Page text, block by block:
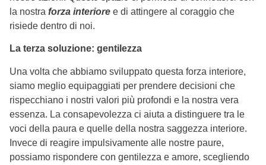
la nostra forza interiore e di attingere al coraggio che
risiede dentro di noi.
La terza soluzione: gentilezza
Una volta che abbiamo sviluppato questa forza interiore,
siamo meglio equipaggiati per prendere decisioni che
rispecchiano i nostri valori più profondi e la nostra vera
essenza. La consapevolezza ci aiuta a distinguere tra le
voci della paura e quelle della nostra saggezza interiore.
Invece di reagire impulsivamente alle nostre paure,
possiamo rispondere con gentilezza e amore, scegliendo